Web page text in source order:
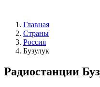
Главная
Страны
Россия
Бузулук
Радиостанции